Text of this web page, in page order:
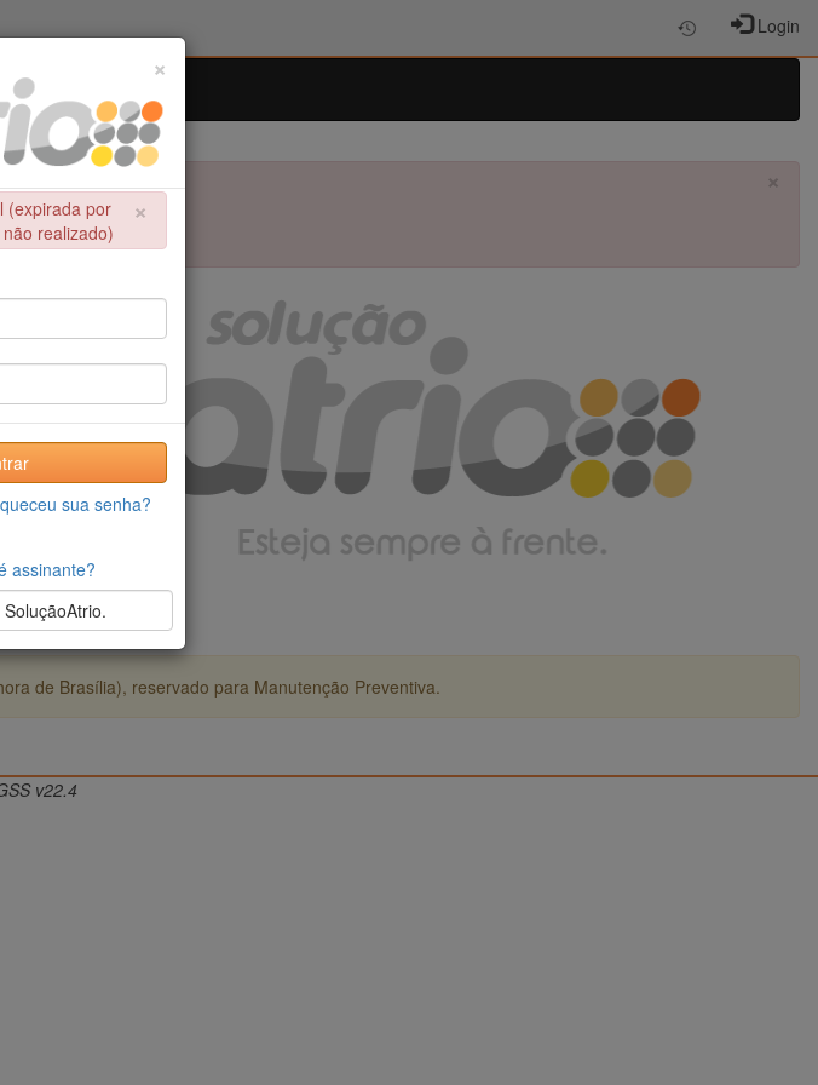
Login
Ferramentas
×
de Brasília), reservado para Manutenção Preventiva.
×
×
(expirada por
realizado)
sua senha?
assinante?
v22.4